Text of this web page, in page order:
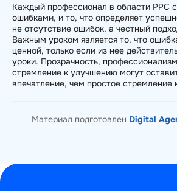
Каждый профессионал в области PPC
ошибками, и то, что определяет
не отсутствие ошибок, а честный
Важным уроком является то, что
ценной, только если из нее
уроки. Прозрачность,
стремление к улучшению могут
впечатление, чем простое стремление
Материал подготовлен Digital